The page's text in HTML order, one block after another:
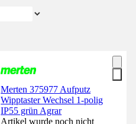
Merten 375977 Aufputz
Wipptaster Wechsel 1-polig
IP55 grün Agrar
Artikel wurde noch nicht